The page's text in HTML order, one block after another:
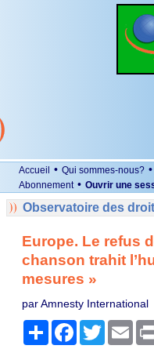
Accueil • Qui sommes-nous? •
Abonnement • Ouvrir une
Observatoire des
Europe. Le refus
chanson trahit
mesures »
par Amnesty International
PartagerFacebook
Twitter